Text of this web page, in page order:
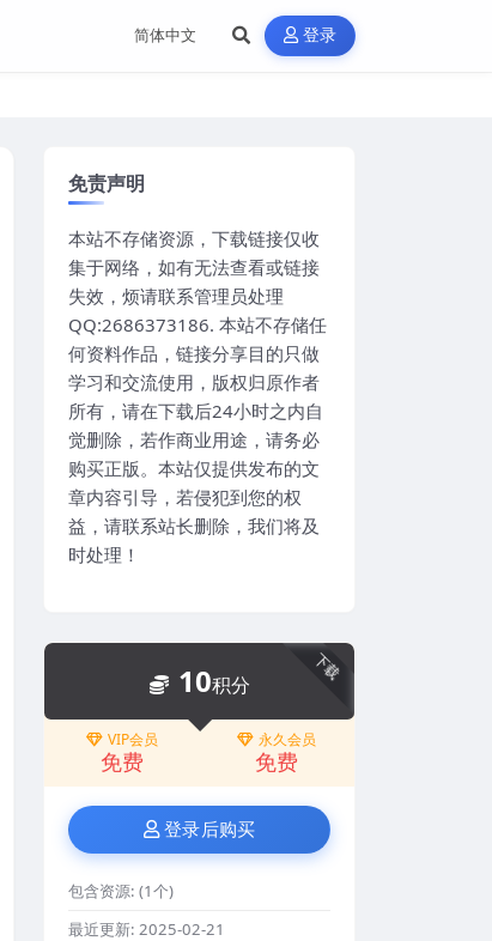
登录
免责声明
本站不存储资源，下载链接仅收
集于网络，如有无法查看或链接
失效，烦请联系管理员处理
QQ:2686373186. 本站不存储任
何资料作品，链接分享目的只做
学习和交流使用，版权归原作者
所有，请在下载后24小时之内自
觉删除，若作商业用途，请务必
购买正版。本站仅提供发布的文
章内容引导，若侵犯到您的权
益，请联系站长删除，我们将及
时处理！
下载
10积分
VIP会员
免费
永久会员
免费
登录后购买
包含资源: (1个)
最近更新: 2025-02-21